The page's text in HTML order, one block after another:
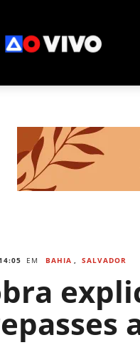
EM BAHIA , SALVADOR